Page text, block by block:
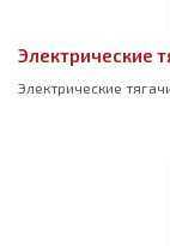
Электрические
Электрические